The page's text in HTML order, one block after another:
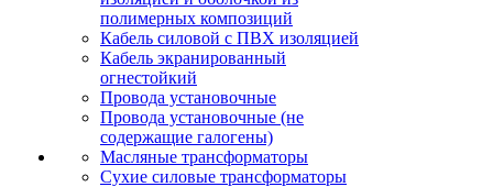
полимерных композиций
Кабель силовой с ПВХ изоляцией
Кабель экранированный
огнестойкий
Провода установочные
Провода установочные (не
содержащие галогены)
Масляные трансформаторы
Сухие силовые трансформаторы